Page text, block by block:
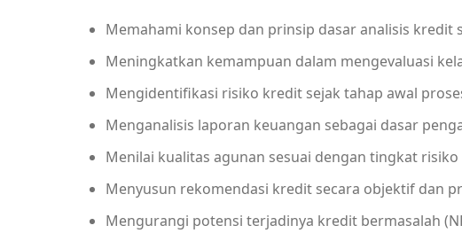
Memahami konsep dan prinsip dasar analisis kredit
Meningkatkan kemampuan dalam mengevaluasi
Mengidentifikasi risiko kredit sejak tahap awal
Menganalisis laporan keuangan sebagai dasar
Menilai kualitas agunan sesuai dengan tingkat risiko
Menyusun rekomendasi kredit secara objektif dan
Mengurangi potensi terjadinya kredit bermasalah